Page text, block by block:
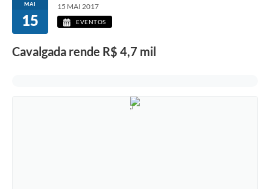
MAI
15
15 MAI 2017
EVENTOS
Cavalgada rende R$ 4,7 mil